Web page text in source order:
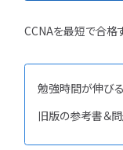
CCNAを最短で合格
勉強時間が伸び
旧版の参考書＆